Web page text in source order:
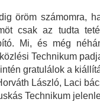
öröm számomra,
csak az tudta
Mi, és még
Technikum
gratulálok a
László, Laci
Technikum